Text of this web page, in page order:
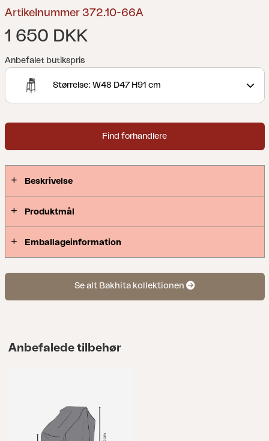
Artikelnummer 372.10-66A
1 650 DKK
Anbefalet butikspris
Størrelse: W48 D47 H91 cm
Find forhandlere
Beskrivelse
Produktmål
Emballageinformation
Se alt Bakhita kollektionen
Anbefalede tilbehør